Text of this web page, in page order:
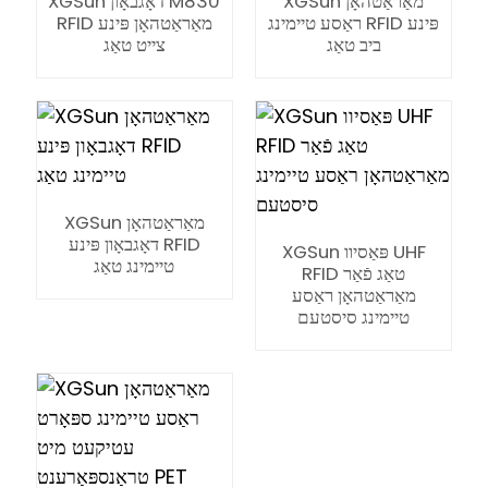
RFID מאַראַטהאָן פּינע
צייט טאַג
ראַסע טיימינג RFID פּינע
ביב טאַג
XGSun מאַראַטהאָן
דאָגבאָון פּינע RFID
טיימינג טאַג
XGSun פּאַסיוו UHF
RFID טאַג פֿאַר
מאַראַטהאָן ראַסע
טיימינג סיסטעם